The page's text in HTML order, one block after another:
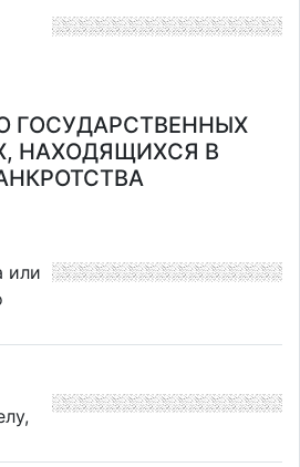
ГОСУДАРСТВЕННЫХ
НАХОДЯЩИХСЯ В
или